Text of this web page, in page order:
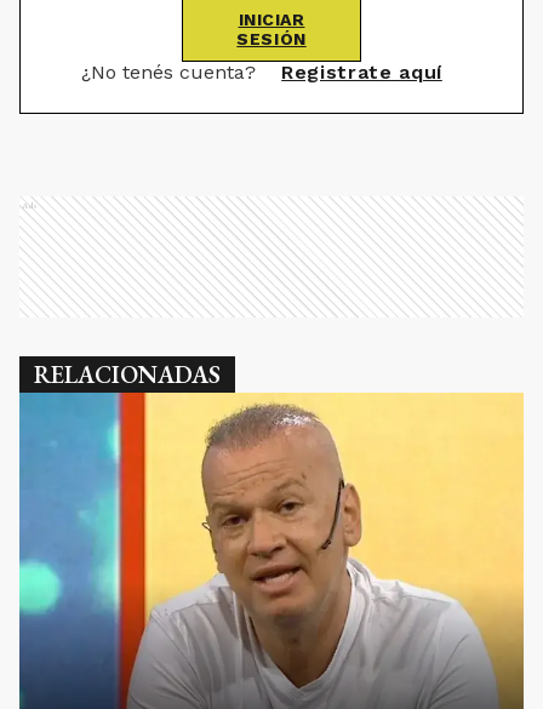
INICIAR
SESIÓN
¿No tenés cuenta? Registrate aquí
Ads
RELACIONADAS